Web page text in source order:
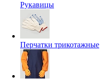
Рукавицы
Перчатки трикотажные